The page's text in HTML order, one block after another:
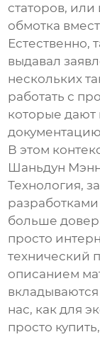
статоров,
обмотка
Естественно,
выдавал
нескольких
работать с
которые дают
В этом
Шаньдун
Технология,
больше
просто
технический
описанием
нас, как для
просто